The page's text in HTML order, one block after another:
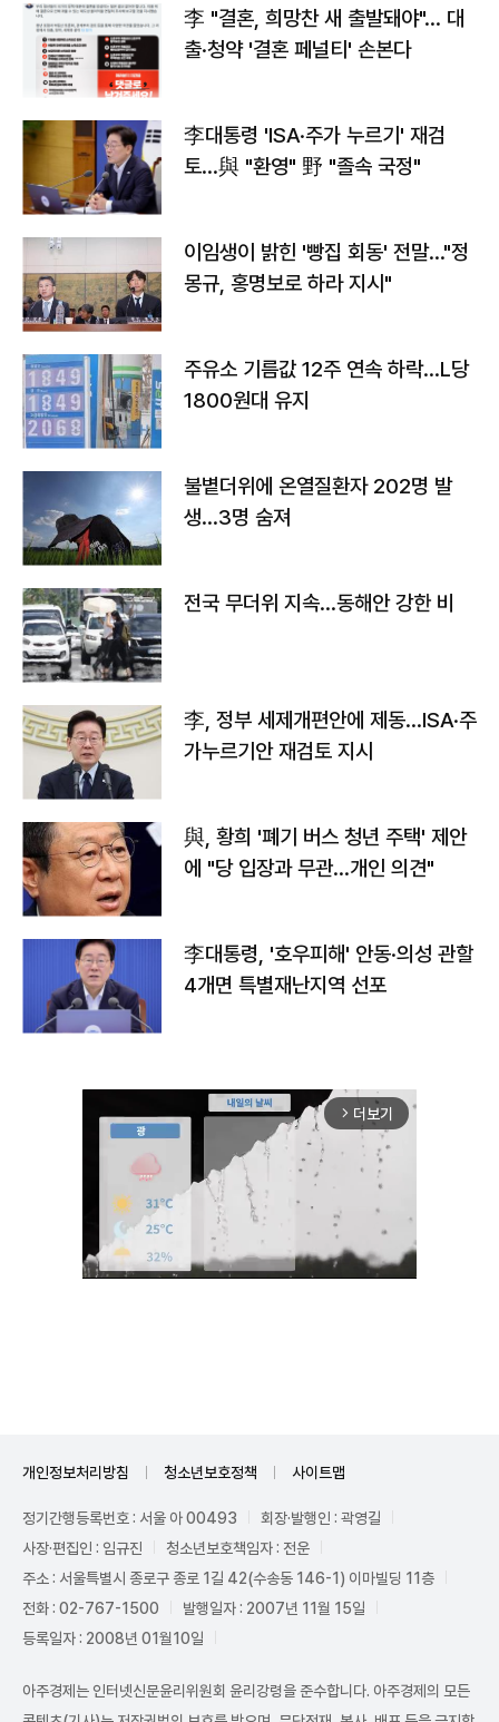
李 "결혼, 희망찬 새 출발돼야"… 대
출·청약 '결혼 페널티' 손본다
李대통령 'ISA·주가 누르기' 재검
토…與 "환영" 野 "졸속 국정"
이임생이 밝힌 '빵집 회동' 전말…"정
몽규, 홍명보로 하라 지시"
주유소 기름값 12주 연속 하락…L당
1800원대 유지
불볕더위에 온열질환자 202명 발
생…3명 숨져
전국 무더위 지속…동해안 강한 비
李, 정부 세제개편안에 제동…ISA·주
가누르기안 재검토 지시
與, 황희 '폐기 버스 청년 주택' 제안
에 "당 입장과 무관…개인 의견"
李대통령, '호우피해' 안동·의성 관할
4개면 특별재난지역 선포
arrow_forward_ios 더보기
개인정보처리방침 청소년보호정책 사이트맵
정기간행등록번호 : 서울 아 00493
회장·발행인 : 곽영길
사장·편집인 : 임규진
청소년보호책임자 : 전운
주소 : 서울특별시 종로구 종로 1길 42(수송동 146-1) 이마빌딩 11층
전화 : 02-767-1500
발행일자 : 2007년 11월 15일
등록일자 : 2008년 01월10일
아주경제는 인터넷신문윤리위원회 윤리강령을 준수합니다. 아주경제의 모든